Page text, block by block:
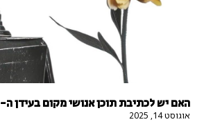
האם יש לכתיבת תוכן אנושי מקום בעידן ה-AI?
אוגוסט 14, 2025